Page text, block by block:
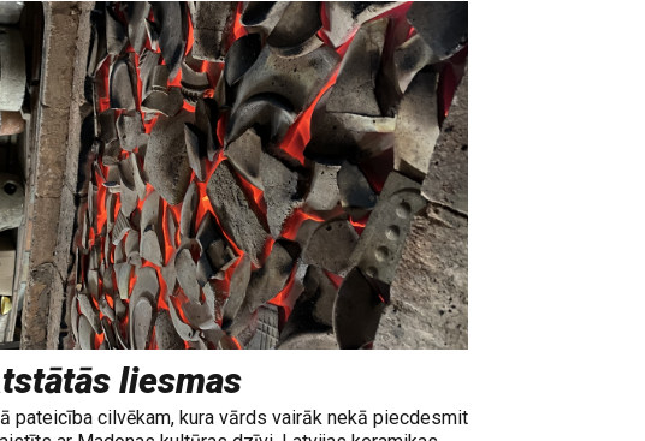
liesmas
pateicība cilvēkam, kura vārds vairāk nekā piecdesmit